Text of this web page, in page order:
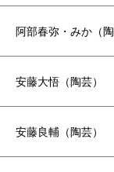
阿部春弥・みか（陶
安藤大悟（陶芸）
安藤良輔（陶芸）